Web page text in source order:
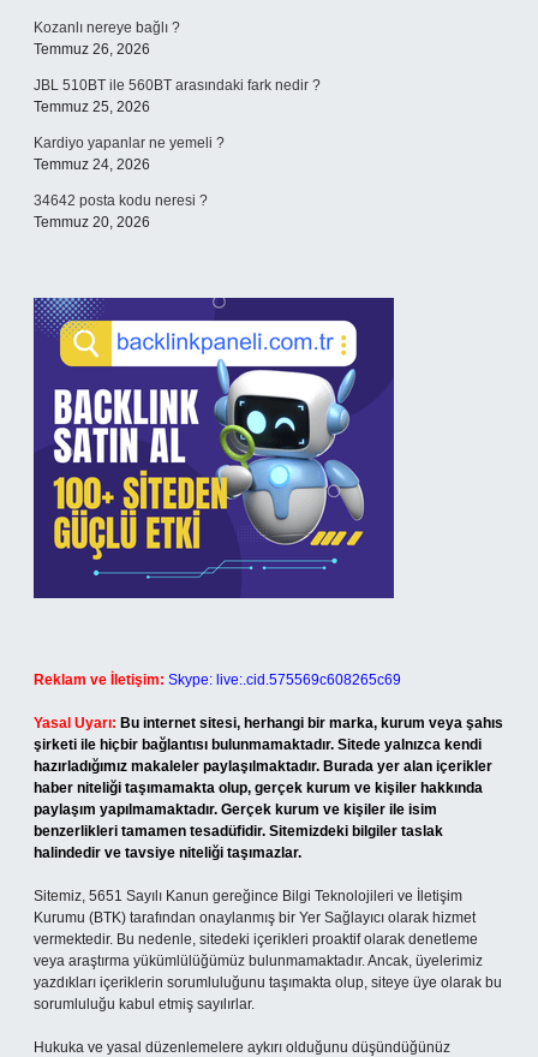
Kozanlı nereye bağlı ?
Temmuz 26, 2026
JBL 510BT ile 560BT arasındaki fark nedir ?
Temmuz 25, 2026
Kardiyo yapanlar ne yemeli ?
Temmuz 24, 2026
34642 posta kodu neresi ?
Temmuz 20, 2026
Reklam ve İletişim: Skype: live:.cid.575569c608265c69
Yasal Uyarı: Bu internet sitesi, herhangi bir marka, kurum veya şahıs
şirketi ile hiçbir bağlantısı bulunmamaktadır. Sitede yalnızca kendi
hazırladığımız makaleler paylaşılmaktadır. Burada yer alan içerikler
haber niteliği taşımamakta olup, gerçek kurum ve kişiler hakkında
paylaşım yapılmamaktadır. Gerçek kurum ve kişiler ile isim
benzerlikleri tamamen tesadüfidir. Sitemizdeki bilgiler taslak
halindedir ve tavsiye niteliği taşımazlar.
Sitemiz, 5651 Sayılı Kanun gereğince Bilgi Teknolojileri ve İletişim
Kurumu (BTK) tarafından onaylanmış bir Yer Sağlayıcı olarak hizmet
vermektedir. Bu nedenle, sitedeki içerikleri proaktif olarak denetleme
veya araştırma yükümlülüğümüz bulunmamaktadır. Ancak, üyelerimiz
yazdıkları içeriklerin sorumluluğunu taşımakta olup, siteye üye olarak bu
sorumluluğu kabul etmiş sayılırlar.
Hukuka ve yasal düzenlemelere aykırı olduğunu düşündüğünüz